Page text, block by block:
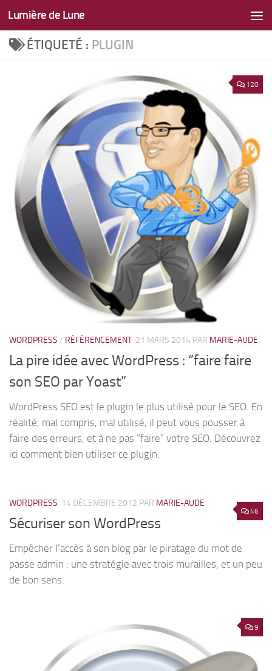
Skip to content
Lumière de Lune
ÉTIQUETÉ : PLUGIN
120
WORDPRESS / RÉFÉRENCEMENT 21 MARS 2014 PAR MARIE-AUDE
La pire idée avec WordPress : “faire faire
son SEO par Yoast”
WordPress SEO est le plugin le plus utilisé pour le SEO. En
réalité, mal compris, mal utilisé, il peut vous pousser à
faire des erreurs, et à ne pas “faire” votre SEO. Découvrez
ici comment bien utiliser ce plugin.
46
WORDPRESS 14 DÉCEMBRE 2012 PAR MARIE-AUDE
Sécuriser son WordPress
Empêcher l’accès à son blog par le piratage du mot de
passe admin : une stratégie avec trois murailles, et un peu
de bon sens.
9